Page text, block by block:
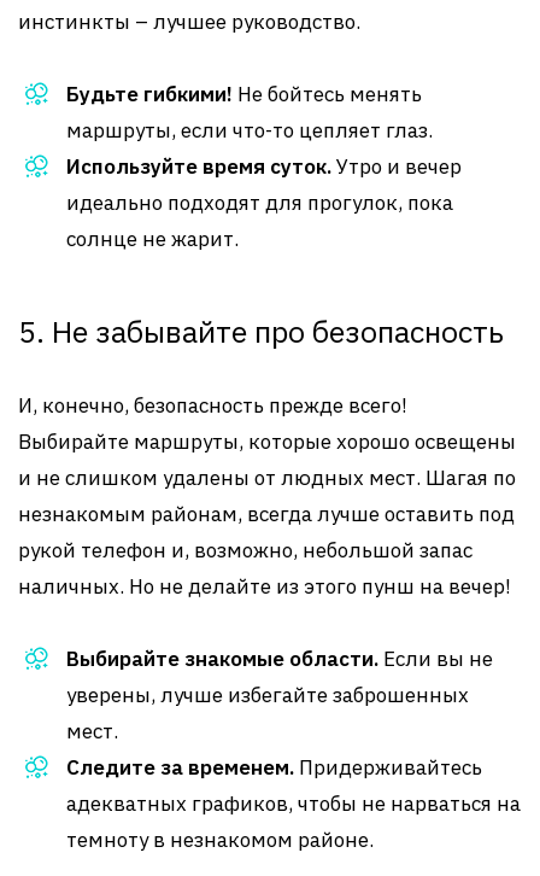
инстинкты – лучшее руководство.
Будьте гибкими! Не бойтесь менять
маршруты, если что-то цепляет глаз.
Используйте время суток.Утро и вечер
идеально подходят для прогулок, пока
солнце не жарит.
5. Не забывайте про безопасность
И, конечно, безопасность прежде всего!
Выбирайте маршруты, которые хорошо освещены
и не слишком удалены от людных мест. Шагая по
незнакомым районам, всегда лучше оставить под
рукой телефон и, возможно, небольшой запас
наличных. Но не делайте из этого пунш на вечер!
Выбирайте знакомые области. Если вы не
уверены, лучше избегайте заброшенных
мест.
Следите за временем. Придерживайтесь
адекватных графиков, чтобы не нарваться на
темноту в незнакомом районе.